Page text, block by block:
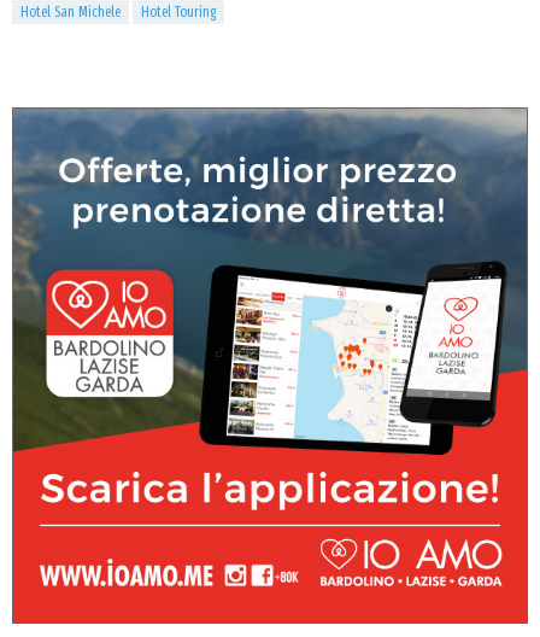
Hotel San Michele
Hotel Touring